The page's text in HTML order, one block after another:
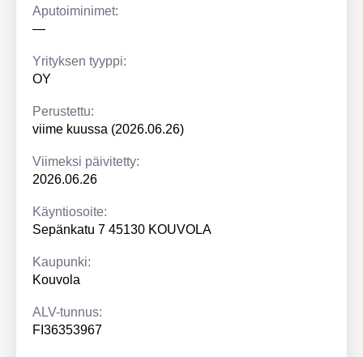
Aputoiminimet:
—
Yrityksen tyyppi:
OY
Perustettu:
viime kuussa (2026.06.26)
Viimeksi päivitetty:
2026.06.26
Käyntiosoite:
Sepänkatu 7 45130 KOUVOLA
Kaupunki:
Kouvola
ALV-tunnus:
FI36353967